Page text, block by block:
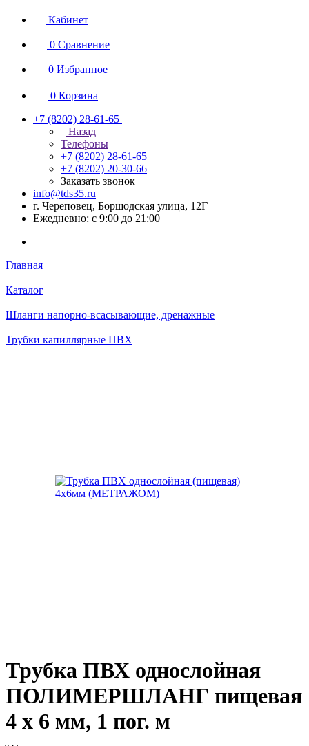
Кабинет
0 Сравнение
0 Избранное
0 Корзина
+7 (8202) 28‑61-65
Назад
Телефоны
+7 (8202) 28‑61-65
+7 (8202) 20‑30-66
Заказать звонок
info@tds35.ru
г. Череповец, Боршодская улица, 12Г
Ежедневно: с 9:00 до 21:00
Главная
Каталог
Шланги напорно-всасывающие, дренажные
Трубки капиллярные ПВХ
Трубка ПВХ однослойная
ПОЛИМЕРШЛАНГ пищевая
4 х 6 мм, 1 пог. м